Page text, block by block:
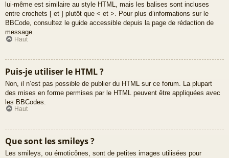
lui-même est similaire au style HTML, mais les balises sont incluses
entre crochets [ et ] plutôt que < et >. Pour plus d’informations sur le
BBCode, consultez le guide accessible depuis la page de rédaction de
message.
Haut
Puis-je utiliser le HTML ?
Non, il n’est pas possible de publier du HTML sur ce forum. La plupart
des mises en forme permises par le HTML peuvent être appliquées avec
les BBCodes.
Haut
Que sont les smileys ?
Les smileys, ou émoticônes, sont de petites images utilisées pour